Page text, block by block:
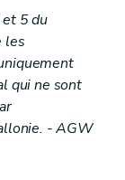
de l'Investissement
économique
et au Département de la Gestion financière
et 5 du
les
qui ne sont
- AGW